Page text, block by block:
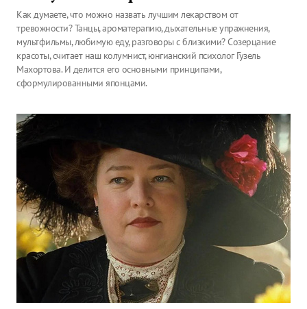
Как думаете, что можно назвать лучшим лекарством от
тревожности? Танцы, ароматерапию, дыхательные упражнения,
мультфильмы, любимую еду, разговоры с близкими? Созерцание
красоты, считает наш колумнист, юнгианский психолог Гузель
Махортова. И делится его основными принципами,
сформулированными японцами.